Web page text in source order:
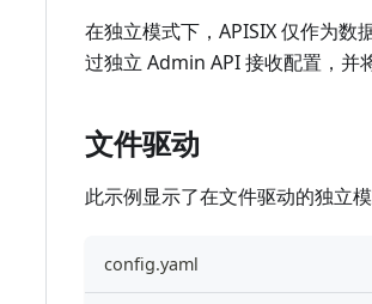
在独立模式下，APISIX 仅作为数
过独立 Admin API 接收配置，并
文件驱动
此示例显示了在文件驱动的独立
config.yaml